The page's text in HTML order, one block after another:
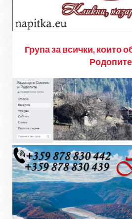
Група за всички, които
Родопите